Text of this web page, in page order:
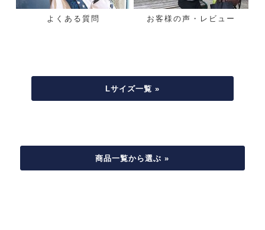
よくある質問 お客様の声・レビュー
Lサイズ一覧 »
商品一覧から選ぶ »